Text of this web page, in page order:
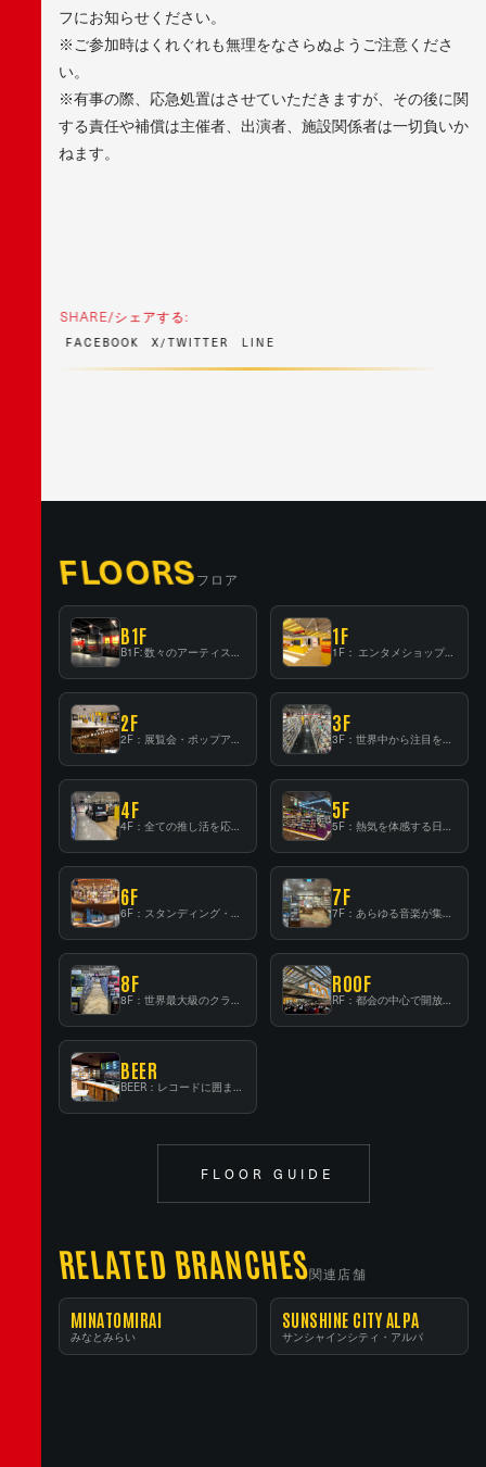
フにお知らせください。
※ご参加時はくれぐれも無理をなさらぬようご注意くださ
い。
※有事の際、応急処置はさせていただきますが、その後に関
する責任や補償は主催者、出演者、施設関係者は一切負いか
ねます。
SHARE/シェアする:
FACEBOOK X/TWITTER L NE
FLOORSフロア
B1F
B1F: 数々のアーティストが立った、インストアイベントの聖地！
1F
1F： エンタメショップならではのイマーシブ空間
2F
2F：展覧会・ポップアップストア等を開催！大型催事スペース「TOWER SPACE SHIBUYA」
3F
3F：世界中から注目を集める〈日本のポップカルチャー〉の発信基地！
4F
4F：全ての推し活を応援するフロア！
5F
5F：熱気を体感する日本一のK-POP空間！
6F
6F：スタンディング・ビアバーを新設した日本最大規模のレコード専門フロア！
7F
7F：あらゆる音楽が集結する最多ジャンルフロア！
8F
8F：世界最大級のクラシック音楽専門フロア！
ROOF
RF：都会の中心で開放感あふれるルーフトップイベントスペース
BEER
BEER：レコードに囲まれたスタンディングバー
FLOOR GUIDE
RELATED BRANCHES関連店舗
MINATOMIRAI
みなとみらい
SUNSHINE CITY ALPA
サンシャインシティ・アルパ